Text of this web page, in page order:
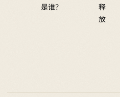
是谁？
释
放